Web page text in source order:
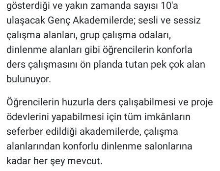
gösterdiği ve yakın zamanda sayısı 10'a
ulaşacak Genç Akademilerde; sesli ve sessiz
çalışma alanları, grup çalışma odaları,
dinlenme alanları gibi öğrencilerin konforla
ders çalışmasını ön planda tutan pek çok alan
bulunuyor.
Öğrencilerin huzurla ders çalışabilmesi ve proje
ödevlerini yapabilmesi için tüm imkânların
seferber edildiği akademilerde, çalışma
alanlarından konforlu dinlenme salonlarına
kadar her şey mevcut.